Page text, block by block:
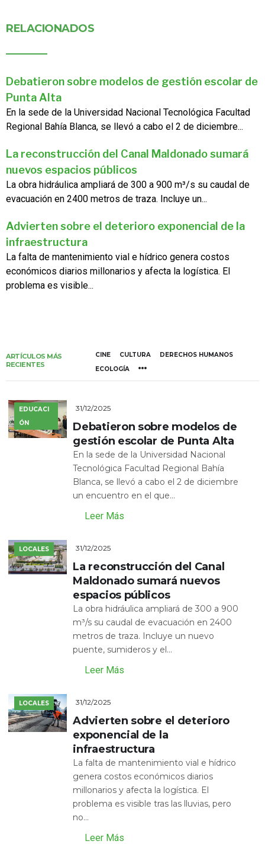
RELACIONADOS
Debatieron sobre modelos de gestión escolar de
Punta Alta
En la sede de la Universidad Nacional Tecnológica Facultad
Regional Bahía Blanca, se llevó a cabo el 2 de diciembre...
La reconstrucción del Canal Maldonado sumará
nuevos espacios públicos
La obra hidráulica ampliará de 300 a 900 m³/s su caudal de
evacuación en 2400 metros de traza. Incluye un...
Advierten sobre el deterioro exponencial de la
infraestructura
La falta de mantenimiento vial e hídrico genera costos
económicos diarios millonarios y afecta la logística. El
problema es visible...
ARTÍCULOS MÁS
RECIENTES
CINE CULTURA
DERECHOS HUMANOS
ECOLOGÍA
EDUCACI
ÓN
31/12/2025
Debatieron sobre modelos de
gestión escolar de Punta Alta
En la sede de la Universidad Nacional
Tecnológica Facultad Regional Bahía
Blanca, se llevó a cabo el 2 de diciembre
un encuentro en el que...
Leer Más
LOCALES 31/12/2025
La reconstrucción del Canal
Maldonado sumará nuevos
espacios públicos
La obra hidráulica ampliará de 300 a 900
m³/s su caudal de evacuación en 2400
metros de traza. Incluye un nuevo
puente, sumideros y el...
Leer Más
LOCALES 31/12/2025
Advierten sobre el deterioro
exponencial de la
infraestructura
La falta de mantenimiento vial e hídrico
genera costos económicos diarios
millonarios y afecta la logística. El
problema es visible tras las lluvias, pero
no...
Leer Más